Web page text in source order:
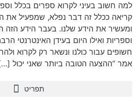
למה חשוב בעיני לקרוא ספרים בכלל
קריאה ככלל זה דבר נפלא, שמפעיל את
ומעשיר את הידע שלנו. בעבר הידע הזה
וספריות ואילו היום בעידן האינטרנטי
חשופים עבור כולנו ונשאר רק לקרוא
אמר “ההצעה הטובה ביותר שאני יכול